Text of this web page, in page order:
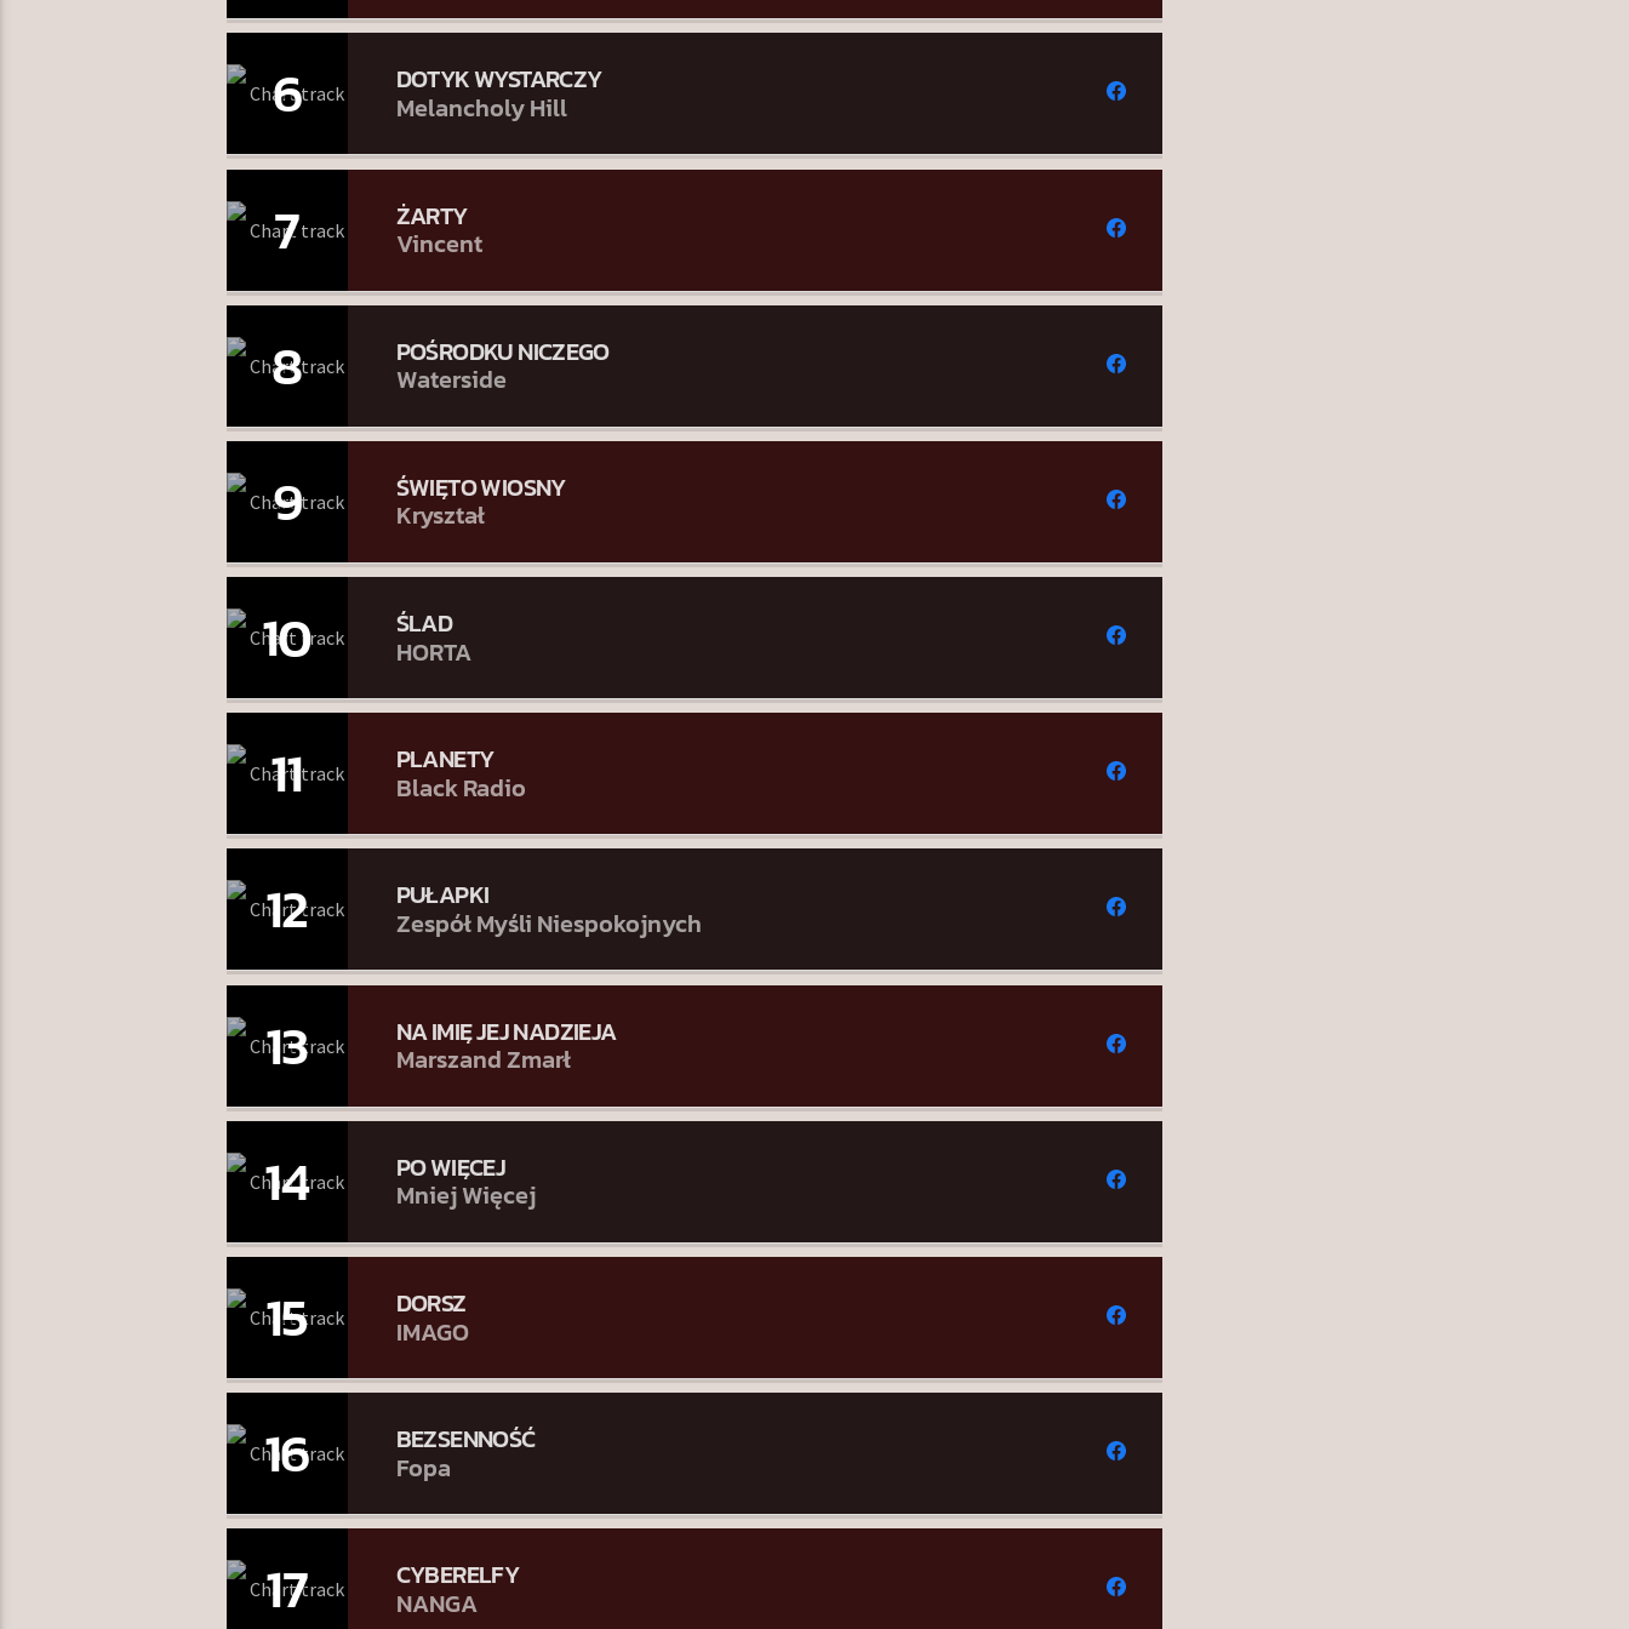
6 DOTYK WYSTARCZY
Melancholy Hill
7 ŻARTY
Vincent
8 POŚRODKU NICZEGO
Waterside
9 ŚWIĘTO WIOSNY
Kryształ
10 ŚLAD
HORTA
11 PLANETY
Black Radio
12 PUŁAPKI
Zespół Myśli Niespokojnych
13 NA IMIĘ JEJ NADZIEJA
Marszand Zmarł
14 PO WIĘCEJ
Mniej Więcej
15 DORSZ
IMAGO
16 BEZSENNOŚĆ
Fopa
17 CYBERELFY
NANGA